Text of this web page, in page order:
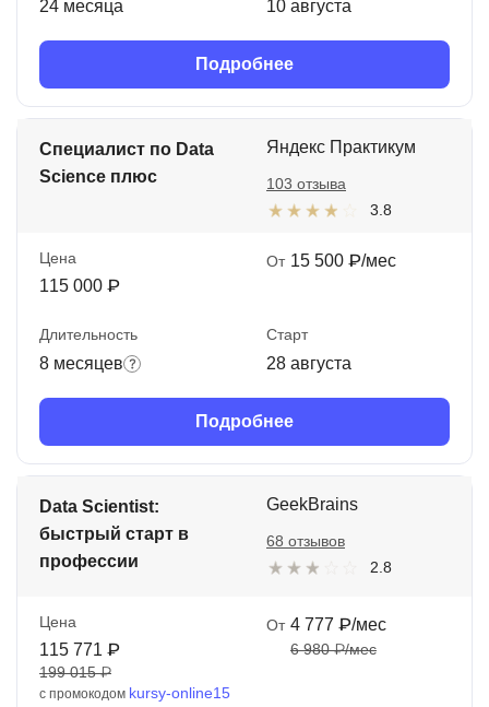
24 месяца 10 августа
Подробнее
Специалист по Data
Science плюс
Яндекс Практикум
3.8
103 отзыва
Цена
115 000 ₽
От 15 500 ₽/мес
Длительность
8 месяцев
Старт
28 августа
Подробнее
Data Scientist:
быстрый старт в
профессии
GeekBrains
2.8
68 отзывов
Цена
115 771 ₽
199 015 ₽
с промокодом kursy-online15
От 4 777 ₽/мес
6 980 ₽/мес